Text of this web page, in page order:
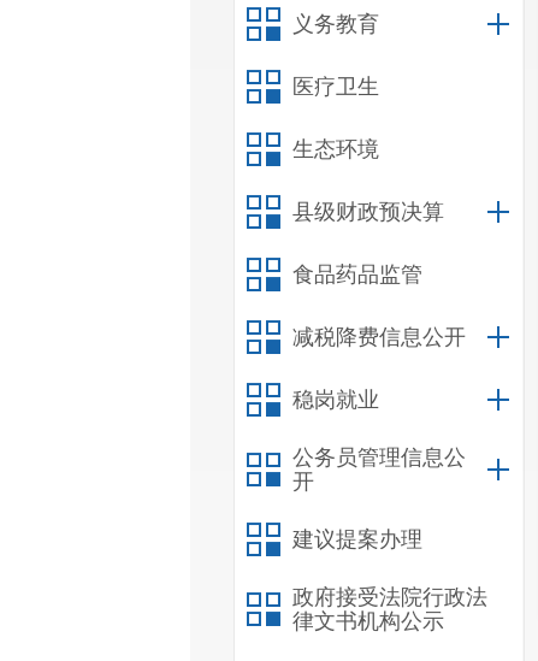
义务教育
医疗卫生
生态环境
县级财政预决算
食品药品监管
减税降费信息公开
稳岗就业
公务员管理信息公
开
建议提案办理
政府接受法院行政法
律文书机构公示